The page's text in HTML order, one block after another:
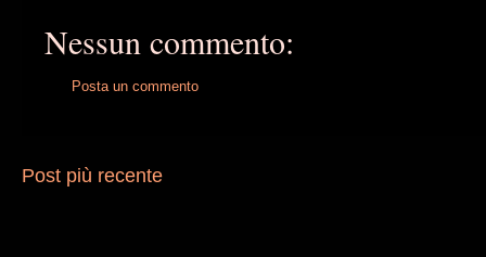
Nessun commento:
Posta un commento
Post più recente